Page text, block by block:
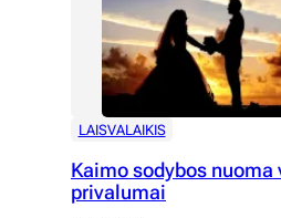
LAISVALAIKIS
Kaimo sodybos nuoma
privalumai